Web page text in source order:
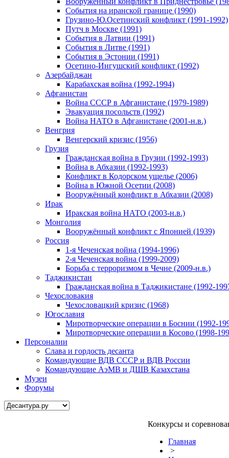
События на иранской границе (1990)
Грузино-Ю.Осетинский конфликт (1991-1992)
Путч в Москве (1991)
События в Латвии (1991)
События в Литве (1991)
События в Эстонии (1991)
Осетино-Ингушский конфликт (1992)
Азербайджан
Карабахская война (1992-1994)
Афганистан
Война СССР в Афганистане (1979-1989)
Эвакуация посольств (1992)
Война НАТО в Афганистане (2001-н.в.)
Венгрия
Венгерский кризис (1956)
Грузия
Гражданская война в Грузии (1992-1993)
Война в Абхазии (1992-1993)
Конфликт в Кодорском ущелье (2006)
Война в Южной Осетии (2008)
Вооружённый конфликт в Абхазии (2008)
Ирак
Иракская война НАТО (2003-н.в.)
Монголия
Вооружённый конфликт с Японией (1939)
Россия
1-я Чеченская война (1994-1996)
2-я Чеченская война (1999-2009)
Борьба с терроризмом в Чечне (2009-н.в.)
Таджикистан
Гражданская война в Таджикистане (1992-
Чехословакия
Чехословацкий кризис (1968)
Югославия
Миротворческие операции в Боснии (1992-
Миротворческие операции в Косово (1998-
Персоналии
Слава и гордость десанта
Командующие ВДВ СССР и ВДВ России
Командующие АэМВ и ДШВ Казахстана
Музеи
Форумы
Конкурсы и
Главная
>